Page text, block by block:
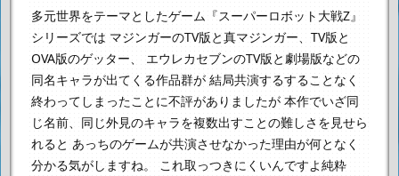
多元世界をテーマとしたゲーム『スーパーロボット大戦Z』
シリーズでは マジンガーのTV版と真マジンガー、TV版と
OVA版のゲッター、
エウレカセブンのTV版と劇場版などの
同名キャラが出てくる作品群が 結局共演するすることなく
終わってしまったことに不評がありましたが 本作でいざ同
じ名前、同じ外見のキャラを複数出すことの難しさを見せら
れると あっちのゲームが共演させなかった理由が何となく
分かる気がしますね。
これ取っつきにくいんですよ純粋